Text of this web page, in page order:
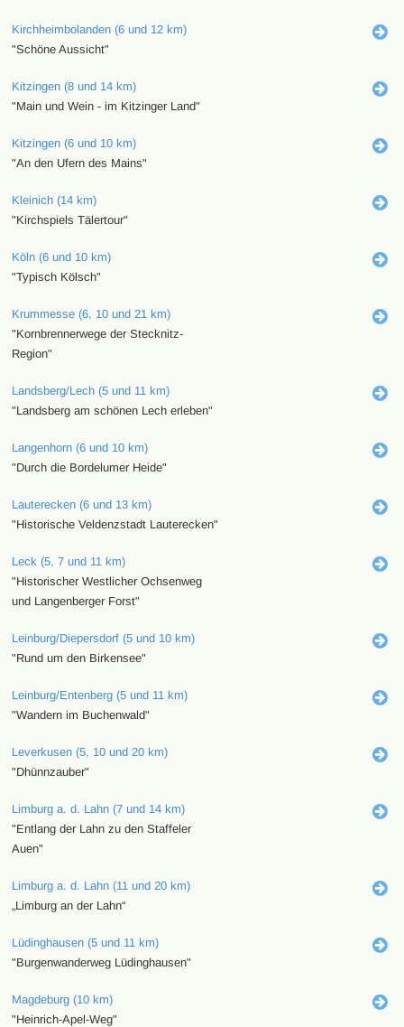
Kirchheimbolanden (6 und 12 km)
"Schöne Aussicht"
Kitzingen (8 und 14 km)
"Main und Wein - im Kitzinger Land"
Kitzingen (6 und 10 km)
"An den Ufern des Mains"
Kleinich (14 km)
"Kirchspiels Tälertour"
Köln (6 und 10 km)
"Typisch Kölsch"
Krummesse (6, 10 und 21 km)
"Kornbrennerwege der Stecknitz-
Region"
Landsberg/Lech (5 und 11 km)
"Landsberg am schönen Lech erleben"
Langenhorn (6 und 10 km)
"Durch die Bordelumer Heide"
Lauterecken (6 und 13 km)
"Historische Veldenzstadt Lauterecken"
Leck (5, 7 und 11 km)
"Historischer Westlicher Ochsenweg
und Langenberger Forst"
Leinburg/Diepersdorf (5 und 10 km)
"Rund um den Birkensee"
Leinburg/Entenberg (5 und 11 km)
"Wandern im Buchenwald"
Leverkusen (5, 10 und 20 km)
"Dhünnzauber"
Limburg a. d. Lahn (7 und 14 km)
"Entlang der Lahn zu den Staffeler
Auen"
Limburg a. d. Lahn (11 und 20 km)
„Limburg an der Lahn“
Lüdinghausen (5 und 11 km)
"Burgenwanderweg Lüdinghausen"
Magdeburg (10 km)
"Heinrich-Apel-Weg"